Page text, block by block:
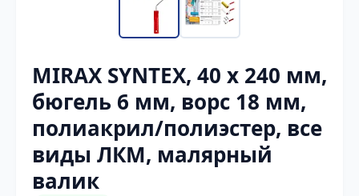
MIRAX SYNTEX, 40 х 240 мм,
бюгель 6 мм, ворс 18 мм,
полиакрил/полиэстер, все
виды ЛКМ, малярный
валик